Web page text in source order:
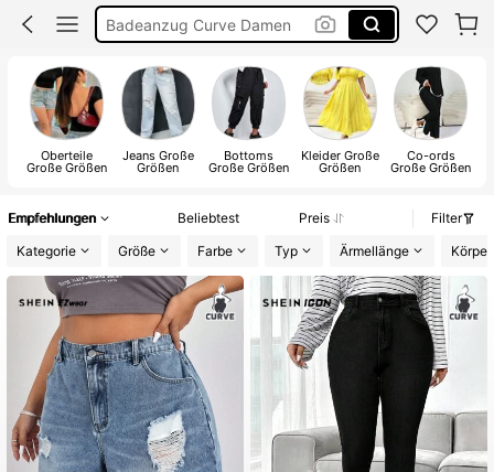
Sommerkleider Für Damen
Bikini Große Größen
Oberteile
Große Größen
Jeans Große
Größen
Bottoms
Große Größen
Kleider Große
Größen
Co-ords
Große Größen
Empfehlungen Beliebtest Preis
Filter
Kategorie
Größe Farbe Typ Ärmellänge